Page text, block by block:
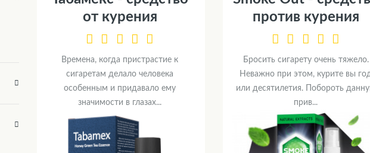
от курения
Времена, когда пристрастие к
сигаретам делало человека
особенным и придавало ему
значимости в глазах...
против курения
Бросить сигарету очень тяжело.
Неважно при этом, курите вы
или десятилетия. Побороть
прив...